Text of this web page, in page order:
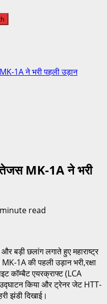
1A ने भरी पहली उड़ान
MK-1A ने भरी
read
और बड़ी छलांग लगाते हुए महाराष्ट्र
1A की पहली उड़ान भरी,रक्षा
कॉम्बैट एयरक्राफ्ट (LCA
किया और ट्रेनर जेट HTT-
झंडी दिखाई।